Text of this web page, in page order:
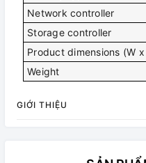
Network controller
Storage controller
Product dimensions (W x
Weight
GIỚI THIỆU